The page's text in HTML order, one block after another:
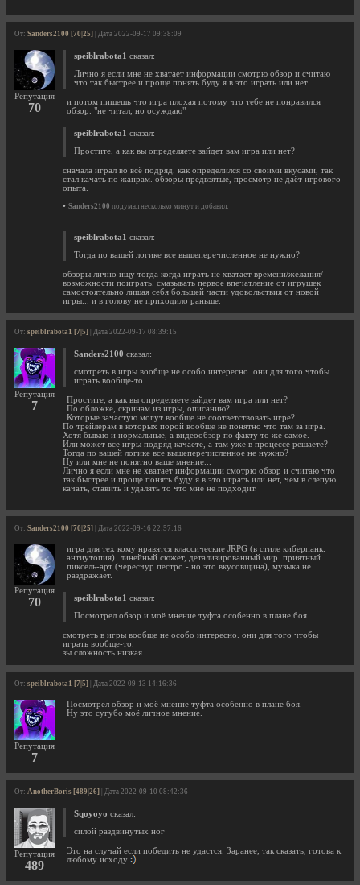
От: Sanders2100 [70|25] | Дата 2022-09-17 09:38:09
Репутация
70
speiblrabota1 сказал:
Лично я если мне не хватает информации смотрю обзор и считаю
что так быстрее и проще понять буду я в это играть или нет
и потом пишешь что игра плохая потому что тебе не понравился
обзор. "не читал, но осуждаю"
speiblrabota1 сказал:
Простите, а как вы определяете зайдет вам игра или нет?
сначала играл во всё подряд. как определился со своими вкусами, так
стал качать по жанрам. обзоры предвзятые, просмотр не даёт игрового
опыта.
• Sanders2100 подумал несколько минут и добавил:
speiblrabota1 сказал:
Тогда по вашей логике все вышеперечисленное не нужно?
обзоры лично ищу тогда когда играть не хватает времени/желания/
возможности поиграть. смазывать первое впечатление от игрушек
самостоятельно лишая себя большей части удовольствия от новой
игры... и в голову не приходило раньше.
От: speiblrabota1 [7|5] | Дата 2022-09-17 08:39:15
Репутация
7
Sanders2100 сказал:
смотреть в игры вообще не особо интересно. они для того чтобы
играть вообще-то.
Простите, а как вы определяете зайдет вам игра или нет?
По обложке, скринам из игры, описанию?
Которые зачастую могут вообще не соответствовать игре?
По трейлерам в которых порой вообще не понятно что там за игра.
Хотя бываю и нормальные, а видеообзор по факту то же самое.
Или может все игры подряд качаете, а там уже в процессе решаете?
Тогда по вашей логике все вышеперечисленное не нужно?
Ну или мне не понятно ваше мнение...
Лично я если мне не хватает информации смотрю обзор и считаю что
так быстрее и проще понять буду я в это играть или нет, чем в слепую
качать, ставить и удалять то что мне не подходит.
От: Sanders2100 [70|25] | Дата 2022-09-16 22:57:16
Репутация
70
игра для тех кому нравятся классические JRPG (в стиле киберпанк.
антиутопия). линейный сюжет, детализированный мир. приятный
пиксель-арт (чересчур пёстро - но это вкусовщина), музыка не
раздражает.
speiblrabota1 сказал:
Посмотрел обзор и моё мнение туфта особенно в плане боя.
смотреть в игры вообще не особо интересно. они для того чтобы
играть вообще-то.
зы сложность низкая.
От: speiblrabota1 [7|5] | Дата 2022-09-13 14:16:36
Репутация
7
Посмотрел обзор и моё мнение туфта особенно в плане боя.
Ну это сугубо моё личное мнение.
От: AnotherBoris [489|26] | Дата 2022-09-10 08:42:36
Репутация
489
Sqoyoyo сказал:
силой раздвинутых ног
Это на случай если победить не удастся. Заранее, так сказать, готова к
любому исходу